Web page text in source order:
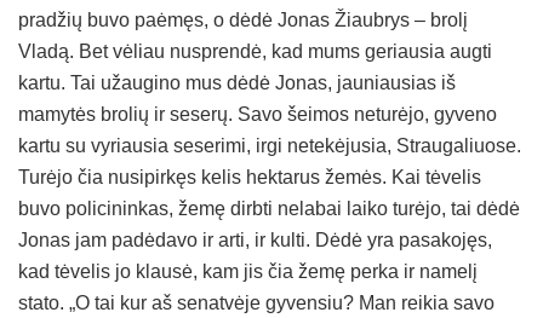
pradžių buvo paėmęs, o dėdė Jonas Žiaubrys – brolį
Vladą. Bet vėliau nusprendė, kad mums geriausia augti
kartu. Tai užaugino mus dėdė Jonas, jauniausias iš
mamytės brolių ir seserų. Savo šeimos neturėjo, gyveno
kartu su vyriausia seserimi, irgi netekėjusia, Straugaliuose.
Turėjo čia nusipirkęs kelis hektarus žemės. Kai tėvelis
buvo policininkas, žemę dirbti nelabai laiko turėjo, tai dėdė
Jonas jam padėdavo ir arti, ir kulti. Dėdė yra pasakojęs,
kad tėvelis jo klausė, kam jis čia žemę perka ir namelį
stato. „O tai kur aš senatvėje gyvensiu? Man reikia savo